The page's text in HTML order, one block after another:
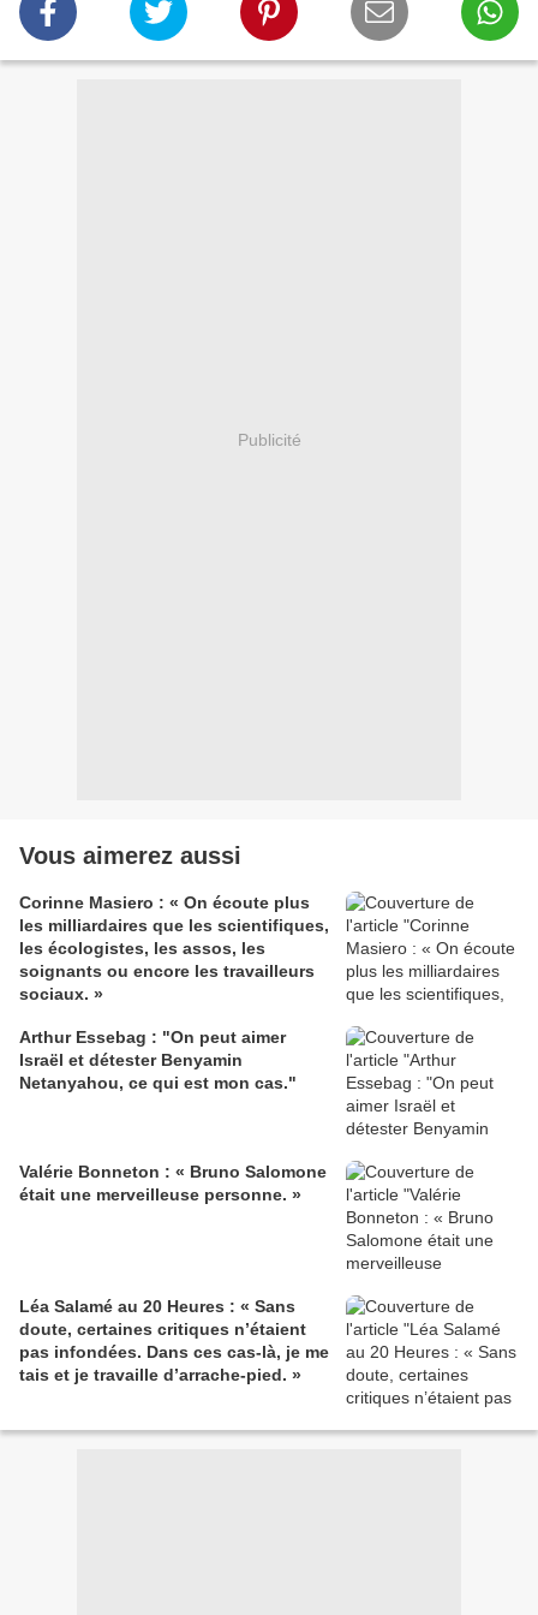
Publicité
Vous aimerez aussi
Corinne Masiero : « On écoute plus
les milliardaires que les scientifiques,
les écologistes, les assos, les
soignants ou encore les travailleurs
sociaux. »
Arthur Essebag : "On peut aimer
Israël et détester Benyamin
Netanyahou, ce qui est mon cas."
Valérie Bonneton : « Bruno Salomone
était une merveilleuse personne. »
Léa Salamé au 20 Heures : « Sans
doute, certaines critiques n’étaient
pas infondées. Dans ces cas-là, je me
tais et je travaille d’arrache-pied. »